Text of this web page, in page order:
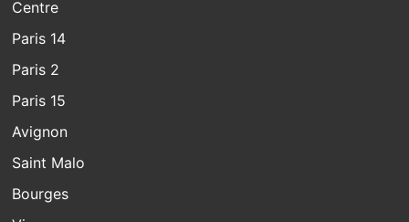
Centre
Paris 14
Paris 2
Paris 15
Avignon
Saint Malo
Bourges